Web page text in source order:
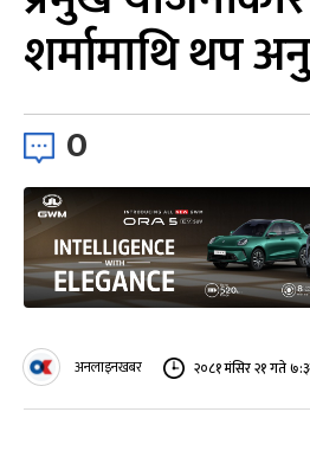
शर्मामाथि थप
0
अनलाइनखबर २०८१ मंसिर २१ गते